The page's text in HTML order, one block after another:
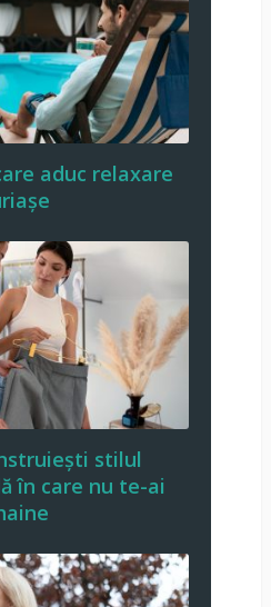
aduc relaxare
stilul
în care nu te-ai